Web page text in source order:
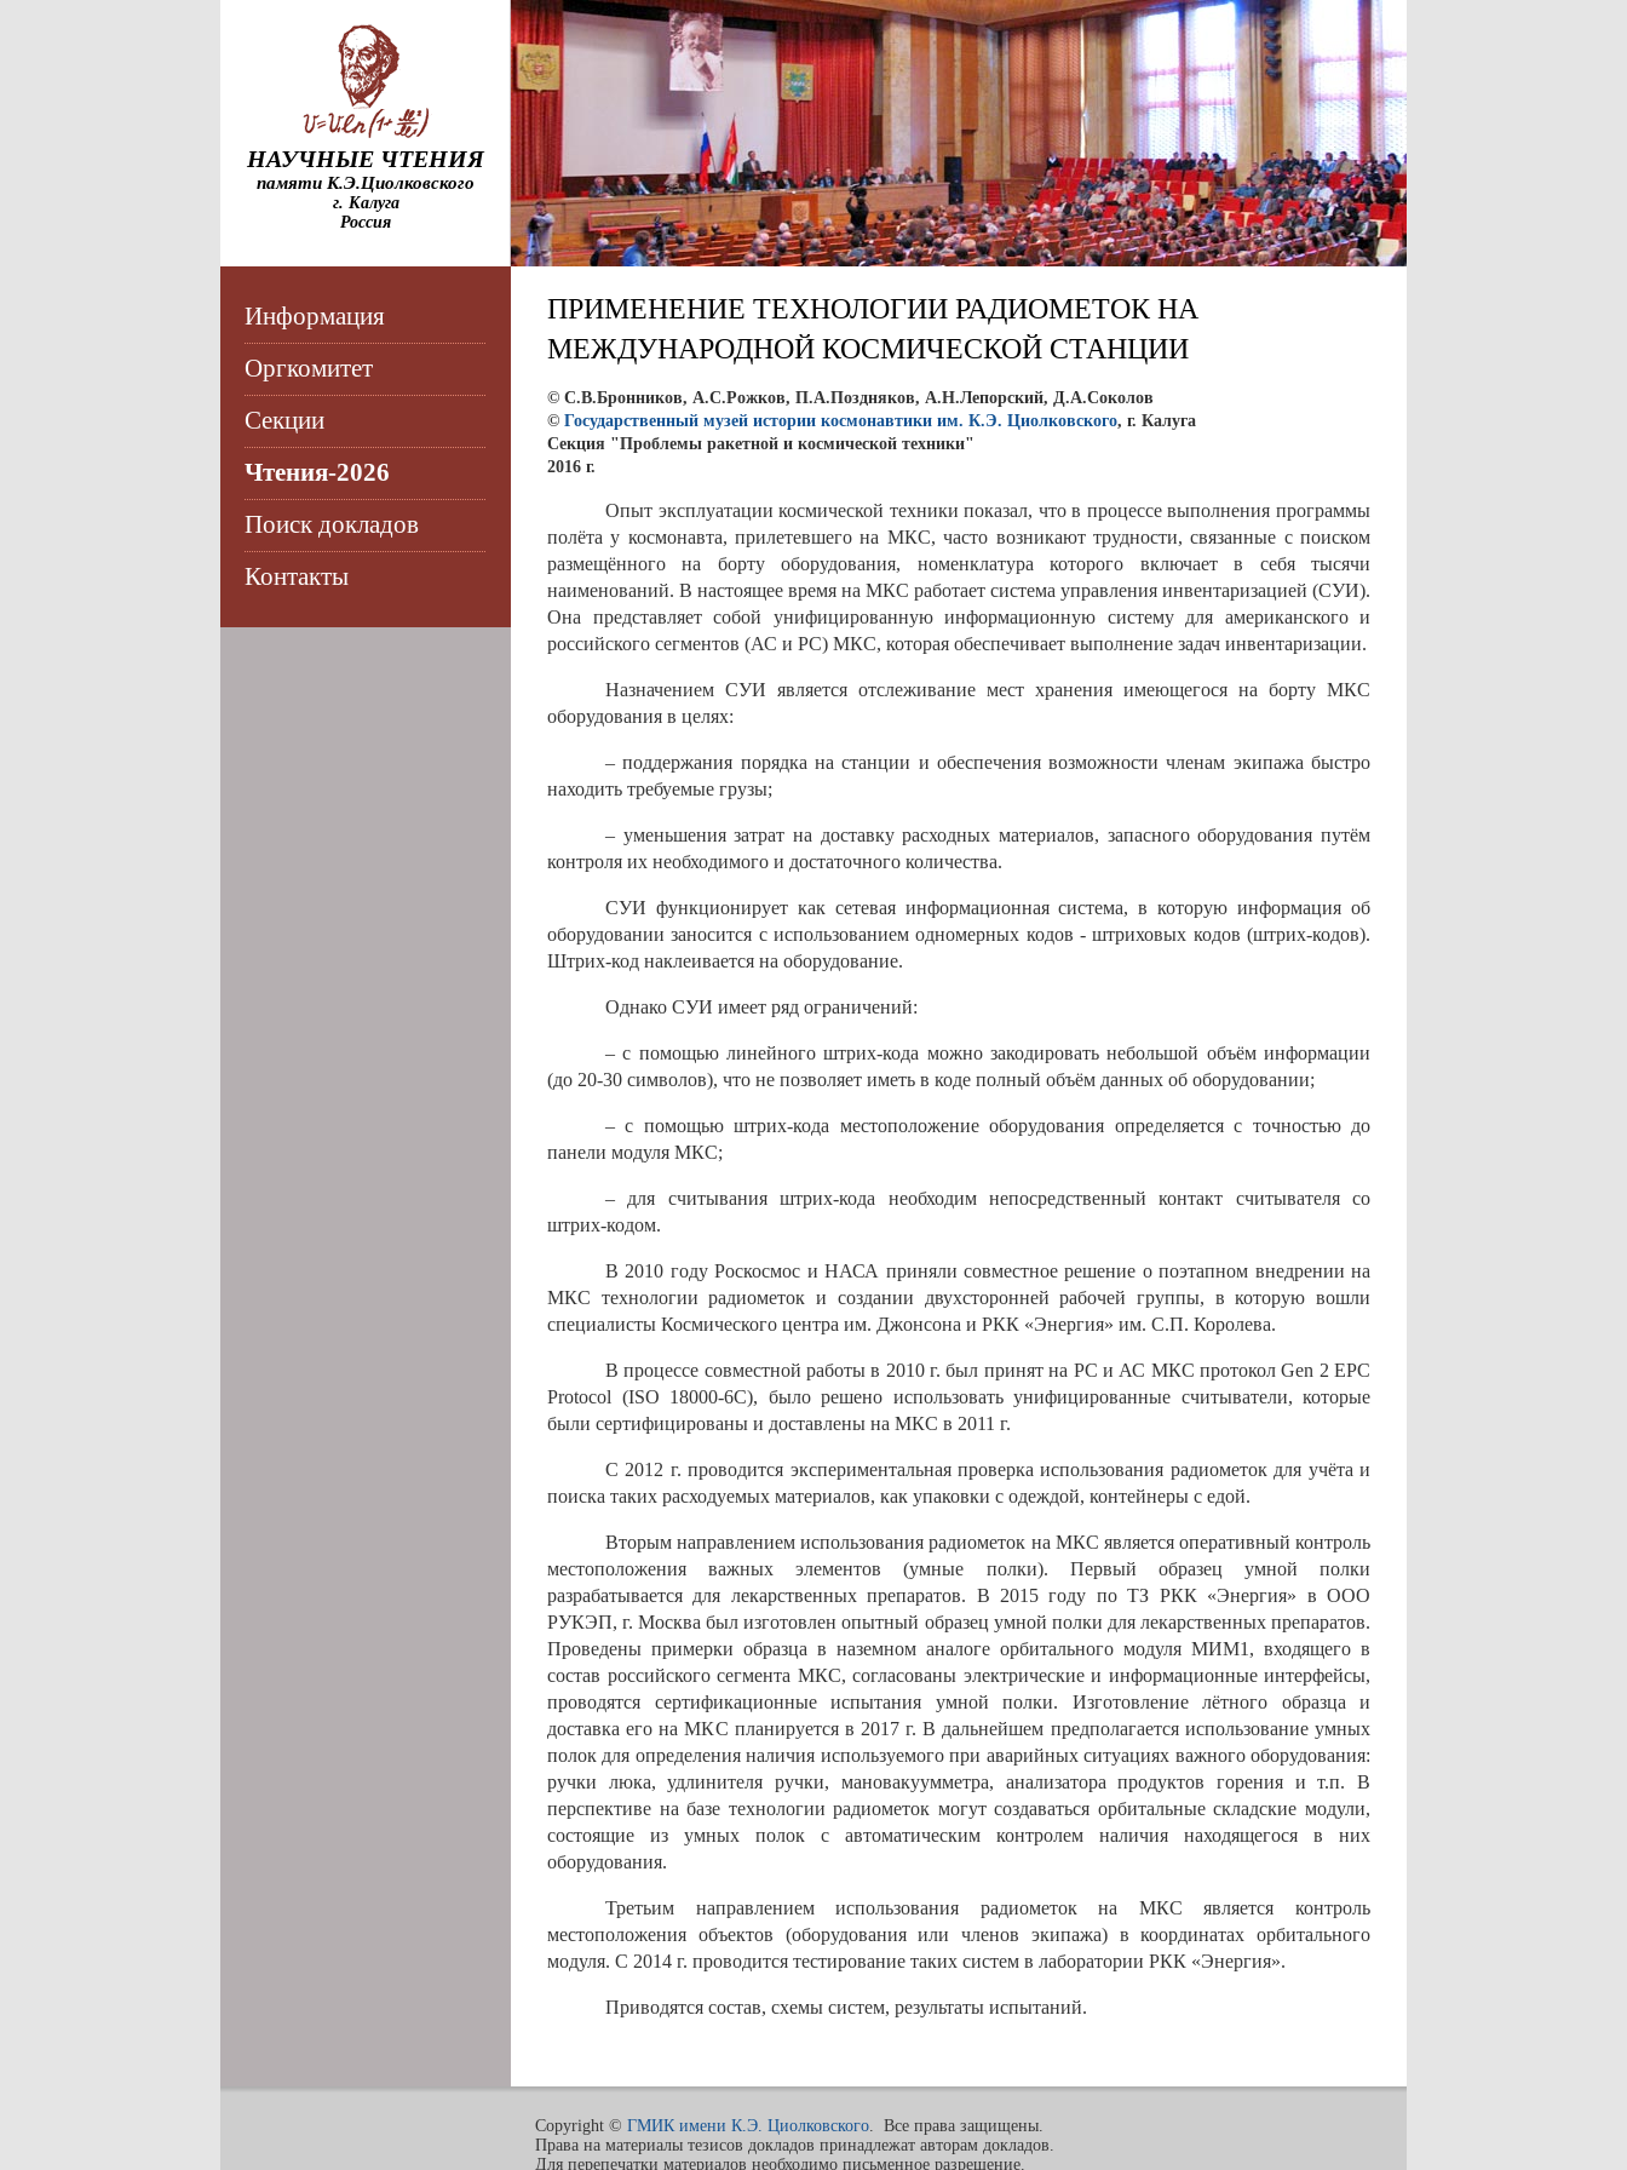
НАУЧНЫЕ ЧТЕНИЯ
памяти К.Э.Циолковского
г. Калуга
Россия
Информация
Оргкомитет
Секции
Чтения-2026
Поиск докладов
Контакты
ПРИМЕНЕНИЕ ТЕХНОЛОГИИ РАДИОМЕТОК НА
МЕЖДУНАРОДНОЙ КОСМИЧЕСКОЙ СТАНЦИИ
© С.В.Бронников, А.С.Рожков, П.А.Поздняков, А.Н.Лепорский, Д.А.Соколов
© Государственный музей истории космонавтики им. К.Э. Циолковского, г. Калуга
Секция "Проблемы ракетной и космической техники"
2016 г.
Опыт эксплуатации космической техники показал, что в процессе выполнения программы
полёта у космонавта, прилетевшего на МКС, часто возникают трудности, связанные с поиском
размещённого на борту оборудования, номенклатура которого включает в себя тысячи
наименований. В настоящее время на МКС работает система управления инвентаризацией (СУИ).
Она представляет собой унифицированную информационную систему для американского и
российского сегментов (АС и РС) МКС, которая обеспечивает выполнение задач инвентаризации.
Назначением СУИ является отслеживание мест хранения имеющегося на борту МКС
оборудования в целях:
– поддержания порядка на станции и обеспечения возможности членам экипажа быстро
находить требуемые грузы;
– уменьшения затрат на доставку расходных материалов, запасного оборудования путём
контроля их необходимого и достаточного количества.
СУИ функционирует как сетевая информационная система, в которую информация об
оборудовании заносится с использованием одномерных кодов - штриховых кодов (штрих-кодов).
Штрих-код наклеивается на оборудование.
Однако СУИ имеет ряд ограничений:
– с помощью линейного штрих-кода можно закодировать небольшой объём информации
(до 20-30 символов), что не позволяет иметь в коде полный объём данных об оборудовании;
– с помощью штрих-кода местоположение оборудования определяется с точностью до
панели модуля МКС;
– для считывания штрих-кода необходим непосредственный контакт считывателя со
штрих-кодом.
В 2010 году Роскосмос и НАСА приняли совместное решение о поэтапном внедрении на
МКС технологии радиометок и создании двухсторонней рабочей группы, в которую вошли
специалисты Космического центра им. Джонсона и РКК «Энергия» им. С.П. Королева.
В процессе совместной работы в 2010 г. был принят на РС и АС МКС протокол Gen 2 EPC
Protocol (ISO 18000-6C), было решено использовать унифицированные считыватели, которые
были сертифицированы и доставлены на МКС в 2011 г.
С 2012 г. проводится экспериментальная проверка использования радиометок для учёта и
поиска таких расходуемых материалов, как упаковки с одеждой, контейнеры с едой.
Вторым направлением использования радиометок на МКС является оперативный контроль
местоположения важных элементов (умные полки). Первый образец умной полки
разрабатывается для лекарственных препаратов. В 2015 году по ТЗ РКК «Энергия» в ООО
РУКЭП, г. Москва был изготовлен опытный образец умной полки для лекарственных препаратов.
Проведены примерки образца в наземном аналоге орбитального модуля МИМ1, входящего в
состав российского сегмента МКС, согласованы электрические и информационные интерфейсы,
проводятся сертификационные испытания умной полки. Изготовление лётного образца и
доставка его на МКС планируется в 2017 г. В дальнейшем предполагается использование умных
полок для определения наличия используемого при аварийных ситуациях важного оборудования:
ручки люка, удлинителя ручки, мановакуумметра, анализатора продуктов горения и т.п. В
перспективе на базе технологии радиометок могут создаваться орбитальные складские модули,
состоящие из умных полок с автоматическим контролем наличия находящегося в них
оборудования.
Третьим направлением использования радиометок на МКС является контроль
местоположения объектов (оборудования или членов экипажа) в координатах орбитального
модуля. С 2014 г. проводится тестирование таких систем в лаборатории РКК «Энергия».
Приводятся состав, схемы систем, результаты испытаний.
Copyright © ГМИК имени К.Э. Циолковского. Все права защищены.
Права на материалы тезисов докладов принадлежат авторам докладов.
Для перепечатки материалов необходимо письменное разрешение.